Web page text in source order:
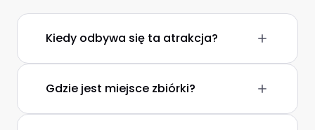
Kiedy odbywa się ta atrakcja?
Gdzie jest miejsce zbiórki?